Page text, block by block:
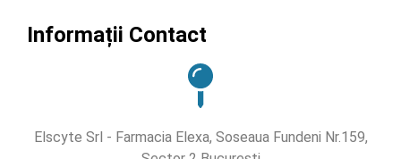
Informații Contact
Elscyte Srl - Farmacia Elexa, Soseaua Fundeni Nr.159,